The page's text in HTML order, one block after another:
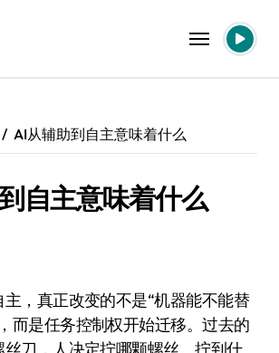
AI从辅助到自主意味着什么
自主意味着什么
而是任务控制权开始迁移。过去的